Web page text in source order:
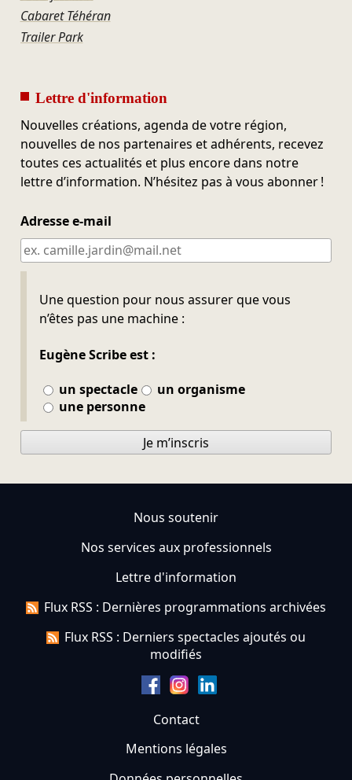
Cabaret Téhéran
Trailer Park
Lettre d'information
Nouvelles créations, agenda de votre région,
nouvelles de nos partenaires et adhérents, recevez
toutes ces actualités et plus encore dans notre
lettre d’information. N’hésitez pas à vous abonner !
Adresse e-mail
Une question pour nous assurer que vous
n’êtes pas une machine :
Eugène Scribe est :
un spectacle
un organisme
une personne
Ne pas remplir
Je m’inscris
Nous soutenir
Nos services aux professionnels
Lettre d'information
Flux RSS : Dernières programmations archivées
Flux RSS : Derniers spectacles ajoutés ou
modifiés
Contact
Mentions légales